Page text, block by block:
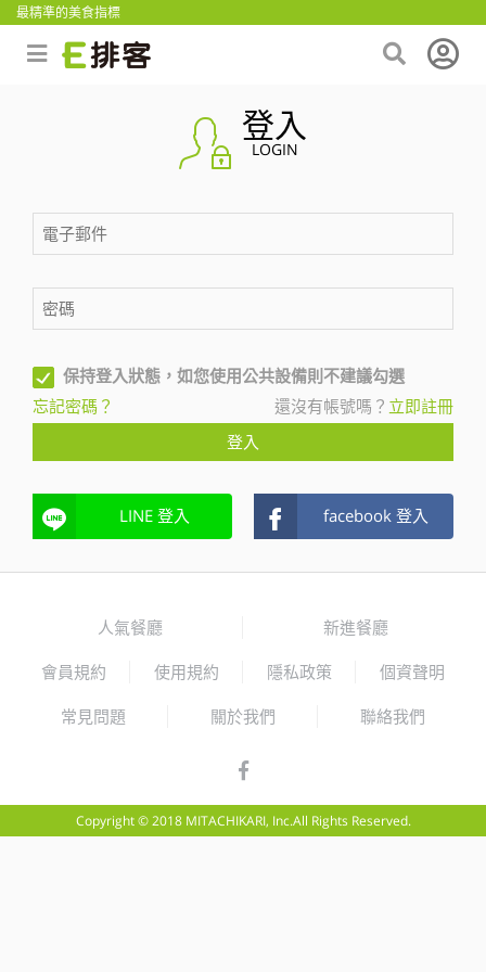
最精準的美食指標
登入
LOGIN
保持登入狀態，如您使用公共設備則不建議勾選
忘記密碼？
還沒有帳號嗎？ 立即註冊
登入
LINE 登入 facebook 登入
人氣餐廳 新進餐廳
會員規約 使用規約 隱私政策 個資聲明
常見問題 關於我們 聯絡我們
Copyright © 2018 MITACHIKARI, Inc.All Rights Reserved.